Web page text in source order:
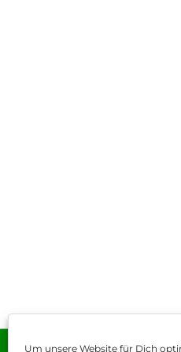
Um unsere Website für Dich